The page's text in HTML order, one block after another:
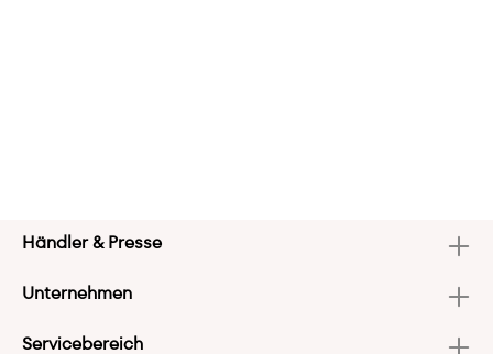
Händler & Presse
Unternehmen
Servicebereich